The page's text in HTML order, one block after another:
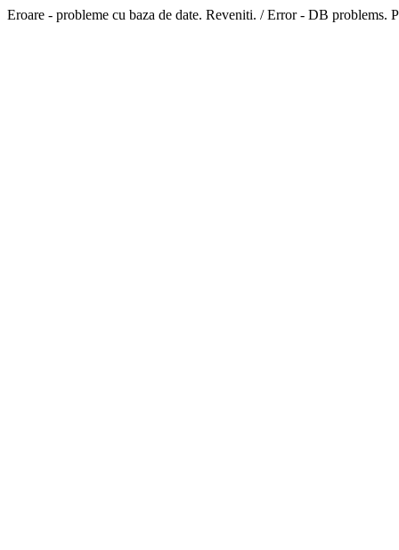
Eroare - probleme cu baza de date. Reveniti. / Error - DB problems.